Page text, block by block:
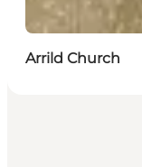
Arrild Church